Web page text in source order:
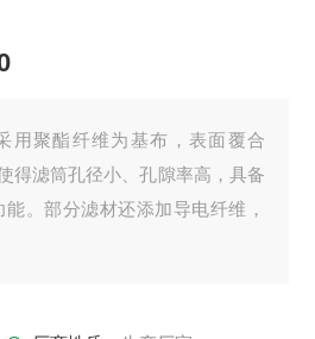
用聚酯纤维为基布，表面覆合
得滤筒孔径小、孔隙率高，具备
。部分滤材还添加导电纤维，